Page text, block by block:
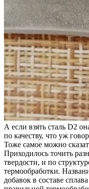
А если взять сталь D2
по качеству, что уж
Тоже самое можно
Приходилось точить
твердости, и по
термообработки.
добавок в составе